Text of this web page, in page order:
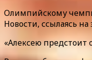
Олимпийскому
Новости, ссылаясь
«Алексею предстоит